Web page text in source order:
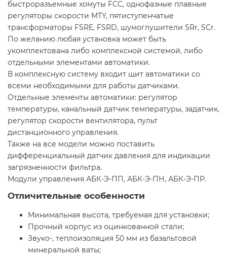
быстроразъемные хомуты FCC, однофазные плавные
регуляторы скорости MTY, пятиступенчатые
трансформаторы FSRE, FSRD, шумоглушители SRr, SCr.
По желанию любая установка может быть
укомплектована либо комплексной системой, либо
отдельными элементами автоматики.
В комплексную систему входит щит автоматики со
всеми необходимыми для работы датчиками.
Отдельные элементы автоматики: регулятор
температуры, канальный датчик температуры, задатчик,
регулятор скорости вентилятора, пульт
дистанционного управления.
Также на все модели можно поставить
дифференциальный датчик давления для индикации
загрязненности фильтра.
Модули управления АБК-Э-ПП, АБК-Э-ПН, АБК-Э-ПР.
Отличительные особенности
Минимальная высота, требуемая для установки;
Прочный корпус из оцинкованной стали;
Звуко-, теплоизоляция 50 мм из базальтовой
минеральной ваты;